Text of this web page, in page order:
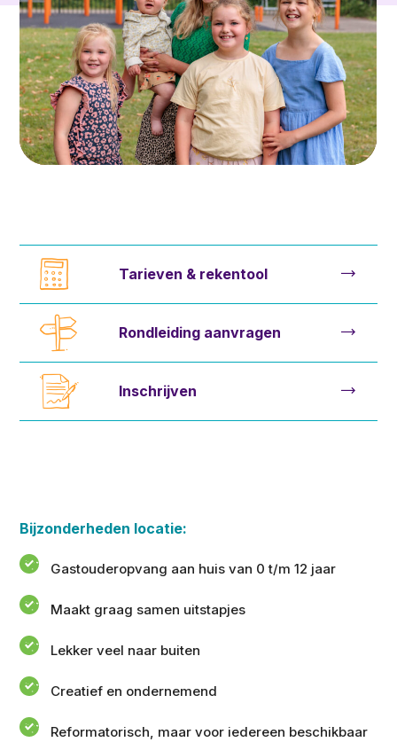
Tarieven & rekentool
Rondleiding aanvragen
Inschrijven
Bijzonderheden locatie:
Gastouderopvang aan huis van 0 t/m 12 jaar
Maakt graag samen uitstapjes
Lekker veel naar buiten
Creatief en ondernemend
Reformatorisch, maar voor iedereen beschikbaar